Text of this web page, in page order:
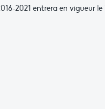
2021 entrera en vigueur le